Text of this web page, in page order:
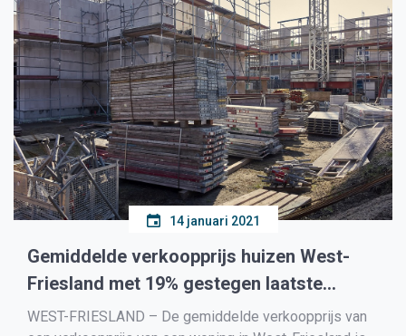
14 januari 2021
Gemiddelde verkoopprijs huizen West-
Friesland met 19% gestegen laatste
kwartaal 2020
WEST-FRIESLAND – De gemiddelde verkoopprijs van